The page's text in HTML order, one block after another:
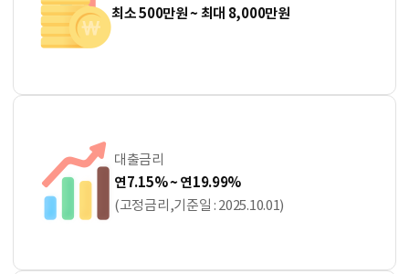
최소 500만원 ~ 최대 8,000만원
대출금리
연7.15% ~ 연19.99%
(고정금리,기준일 : 2025.10.01)